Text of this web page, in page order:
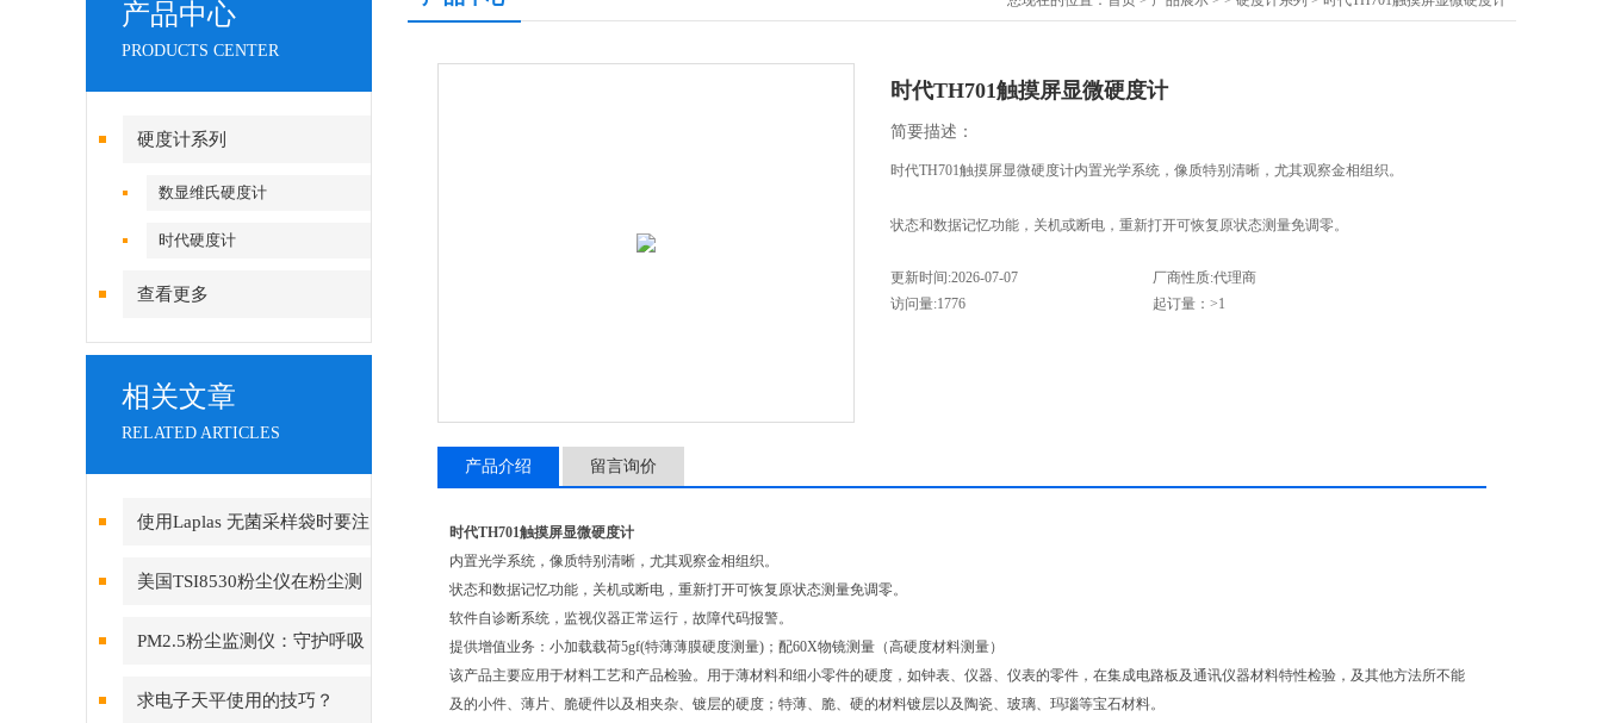
产品中心
PRODUCTS CENTER
硬度计系列
数显维氏硬度计
时代硬度计
查看更多
相关文章
RELATED ARTICLES
使用Laplas 无菌采样袋时要注
意哪些事项？
美国TSI8530粉尘仪在粉尘测
量领域备受青睐
PM2.5粉尘监测仪：守护呼吸
健康的“空气哨兵”
求电子天平使用的技巧？
时代TH701触摸屏显微硬度计
简要描述：
时代TH701触摸屏显微硬度计内置光学系统，像质特别清晰，尤其观察金相组织。
状态和数据记忆功能，关机或断电，重新打开可恢复原状态测量免调零。
更新时间:2026-07-07
厂商性质:代理商
访问量:1776
起订量：>1
产品介绍 留言询价
时代TH701触摸屏显微硬度计
内置光学系统，像质特别清晰，尤其观察金相组织。
状态和数据记忆功能，关机或断电，重新打开可恢复原状态测量免调零。
软件自诊断系统，监视仪器正常运行，故障代码报警。
提供增值业务：小加载载荷5gf(特薄薄膜硬度测量)；配60X物镜测量（高硬度材料测量）
该产品主要应用于材料工艺和产品检验。用于薄材料和细小零件的硬度，如钟表、仪器、仪表的零件，在集成电路板及通讯仪器材料特性检验，及其他方法所不能
及的小件、薄片、脆硬件以及相夹杂、镀层的硬度；特薄、脆、硬的材料镀层以及陶瓷、玻璃、玛瑙等宝石材料。